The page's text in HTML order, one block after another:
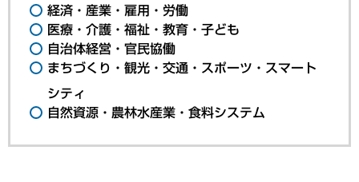
経済・産業・雇用・労働
医療・介護・福祉・教育・子ども
自治体経営・官民協働
まちづくり・観光・交通・スポーツ・スマート
シティ
自然資源・農林水産業・食料システム